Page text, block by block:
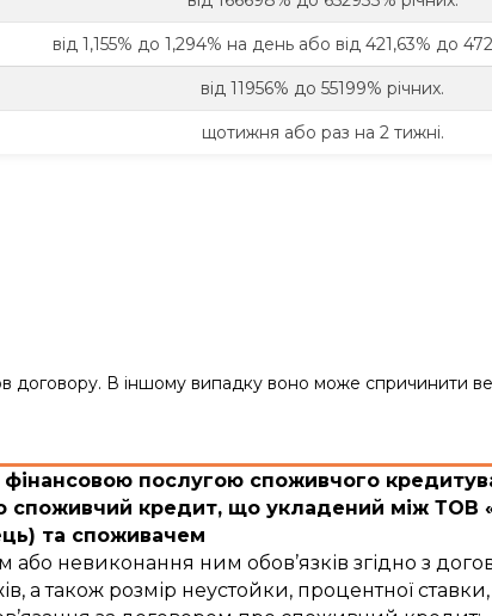
від 1,155% до 1,294% на день або від 421,63% до
від 11956% до 55199% річних.
щотижня або раз на 2 тижні.
договору. В іншому випадку воно може спричинити
послугою споживчого
споживчий кредит, що укладений між ТОВ
та споживачем
невиконання ним обов’язків згідно з
також розмір неустойки, процентної ставки,